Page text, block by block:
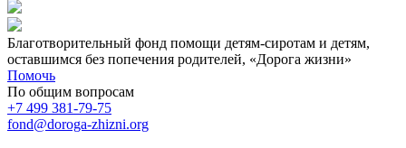
Благотворительный фонд помощи детям-сиротам и детям,
оставшимся без попечения родителей, «Дорога жизни»
Помочь
По общим вопросам
+7 499 381-79-75
fond@doroga-zhizni.org